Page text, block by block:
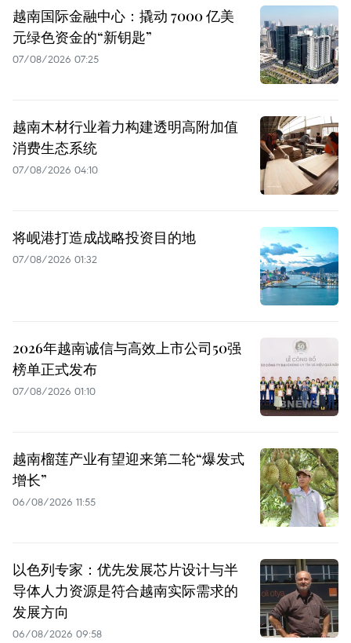
越南国际金融中心：撬动 7000 亿美
元绿色资金的“新钥匙”
07/08/2026 07:25
越南木材行业着力构建透明高附加值
消费生态系统
07/08/2026 04:10
将岘港打造成战略投资目的地
07/08/2026 01:32
2026年越南诚信与高效上市公司50强
榜单正式发布
07/08/2026 01:10
越南榴莲产业有望迎来第二轮“爆发式
增长”
06/08/2026 11:55
以色列专家：优先发展芯片设计与半
导体人力资源是符合越南实际需求的
发展方向
06/08/2026 09:58